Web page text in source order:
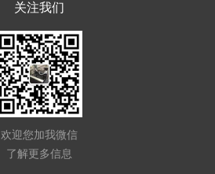
关注我们
欢迎您加我微信
了解更多信息